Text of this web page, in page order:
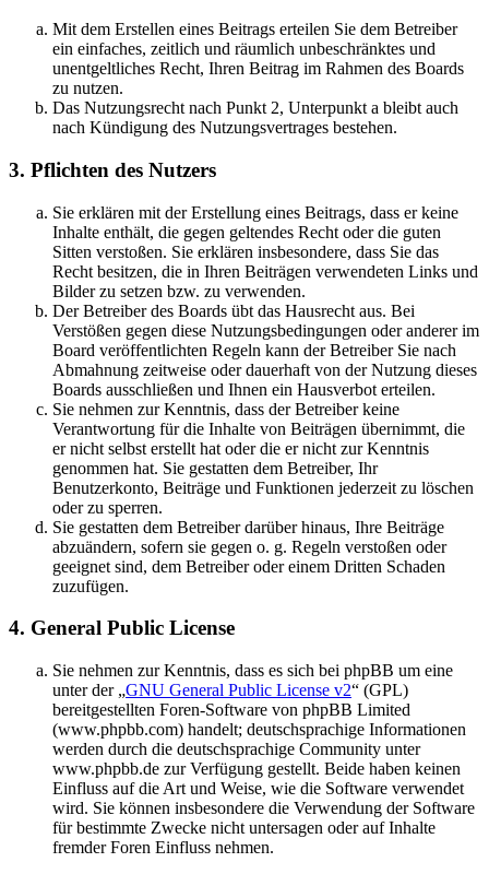
Mit dem Erstellen eines Beitrags erteilen Sie dem Betreiber
ein einfaches, zeitlich und räumlich unbeschränktes und
unentgeltliches Recht, Ihren Beitrag im Rahmen des Boards
zu nutzen.
Das Nutzungsrecht nach Punkt 2, Unterpunkt a bleibt auch
nach Kündigung des Nutzungsvertrages bestehen.
3. Pflichten des Nutzers
Sie erklären mit der Erstellung eines Beitrags, dass er keine
Inhalte enthält, die gegen geltendes Recht oder die guten
Sitten verstoßen. Sie erklären insbesondere, dass Sie das
Recht besitzen, die in Ihren Beiträgen verwendeten Links und
Bilder zu setzen bzw. zu verwenden.
Der Betreiber des Boards übt das Hausrecht aus. Bei
Verstößen gegen diese Nutzungsbedingungen oder anderer im
Board veröffentlichten Regeln kann der Betreiber Sie nach
Abmahnung zeitweise oder dauerhaft von der Nutzung dieses
Boards ausschließen und Ihnen ein Hausverbot erteilen.
Sie nehmen zur Kenntnis, dass der Betreiber keine
Verantwortung für die Inhalte von Beiträgen übernimmt, die
er nicht selbst erstellt hat oder die er nicht zur Kenntnis
genommen hat. Sie gestatten dem Betreiber, Ihr
Benutzerkonto, Beiträge und Funktionen jederzeit zu löschen
oder zu sperren.
Sie gestatten dem Betreiber darüber hinaus, Ihre Beiträge
abzuändern, sofern sie gegen o. g. Regeln verstoßen oder
geeignet sind, dem Betreiber oder einem Dritten Schaden
zuzufügen.
4. General Public License
Sie nehmen zur Kenntnis, dass es sich bei phpBB um eine
unter der „GNU General Public License v2“ (GPL)
bereitgestellten Foren-Software von phpBB Limited
(www.phpbb.com) handelt; deutschsprachige Informationen
werden durch die deutschsprachige Community unter
www.phpbb.de zur Verfügung gestellt. Beide haben keinen
Einfluss auf die Art und Weise, wie die Software verwendet
wird. Sie können insbesondere die Verwendung der Software
für bestimmte Zwecke nicht untersagen oder auf Inhalte
fremder Foren Einfluss nehmen.